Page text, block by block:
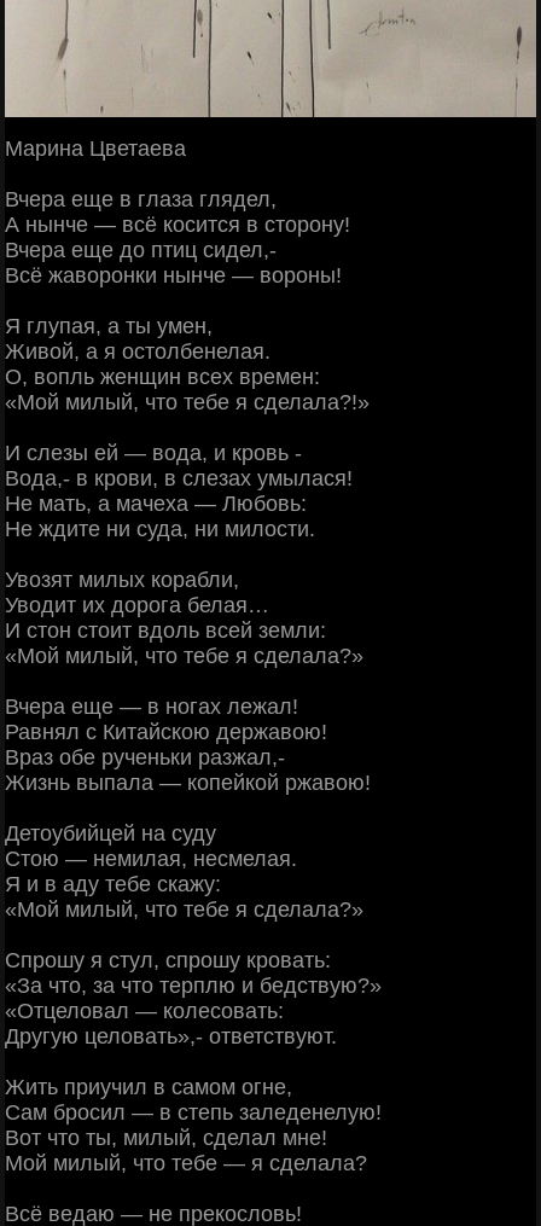
Марина Цветаева
Вчера еще в глаза глядел,
А нынче — всё косится в сторону!
Вчера еще до птиц сидел,-
Всё жаворонки нынче — вороны!
Я глупая, а ты умен,
Живой, а я остолбенелая.
О, вопль женщин всех времен:
«Мой милый, что тебе я сделала?!»
И слезы ей — вода, и кровь -
Вода,- в крови, в слезах умылася!
Не мать, а мачеха — Любовь:
Не ждите ни суда, ни милости.
Увозят милых корабли,
Уводит их дорога белая…
И стон стоит вдоль всей земли:
«Мой милый, что тебе я сделала?»
Вчера еще — в ногах лежал!
Равнял с Китайскою державою!
Враз обе рученьки разжал,-
Жизнь выпала — копейкой ржавою!
Детоубийцей на суду
Стою — немилая, несмелая.
Я и в аду тебе скажу:
«Мой милый, что тебе я сделала?»
Спрошу я стул, спрошу кровать:
«За что, за что терплю и бедствую?»
«Отцеловал — колесовать:
Другую целовать»,- ответствуют.
Жить приучил в самом огне,
Сам бросил — в степь заледенелую!
Вот что ты, милый, сделал мне!
Мой милый, что тебе — я сделала?
Всё ведаю — не прекословь!